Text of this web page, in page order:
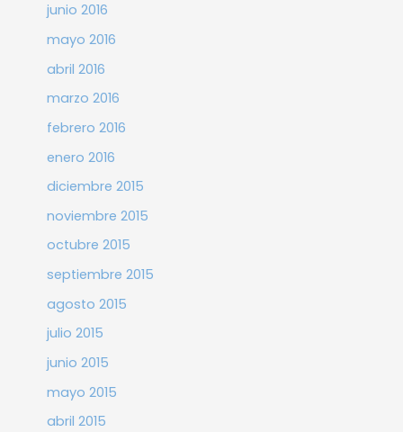
junio 2016
mayo 2016
abril 2016
marzo 2016
febrero 2016
enero 2016
diciembre 2015
noviembre 2015
octubre 2015
septiembre 2015
agosto 2015
julio 2015
junio 2015
mayo 2015
abril 2015